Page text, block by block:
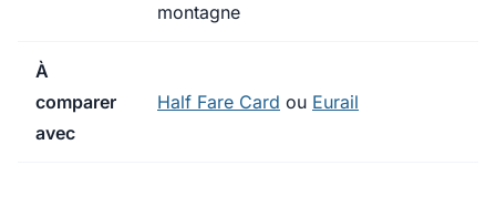
montagne
À
comparer
avec
Half Fare Card ou Eurail